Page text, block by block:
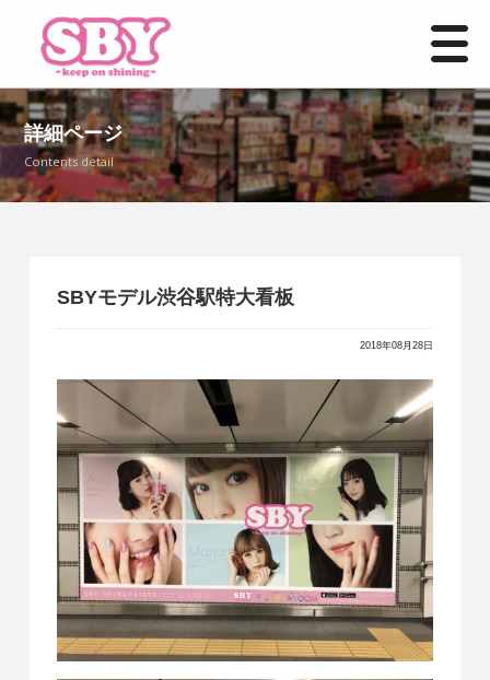
HOME
お知らせ一覧
お問い合わせ
サイトマップ
English
詳細ページ
Contents detail
SBYモデル渋谷駅特大看板
2018年08月28日